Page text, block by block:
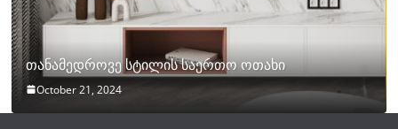
თანამედროვე სტილის საერთო ოთახი
October 21, 2024